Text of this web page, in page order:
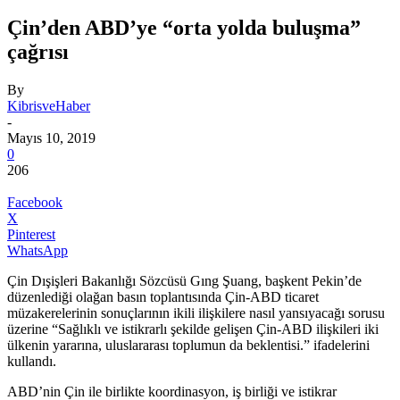
Çin’den ABD’ye “orta yolda buluşma”
çağrısı
By
KibrisveHaber
-
Mayıs 10, 2019
0
206
Facebook
X
Pinterest
WhatsApp
Çin Dışişleri Bakanlığı Sözcüsü Gıng Şuang, başkent Pekin’de
düzenlediği olağan basın toplantısında Çin-ABD ticaret
müzakerelerinin sonuçlarının ikili ilişkilere nasıl yansıyacağı sorusu
üzerine “Sağlıklı ve istikrarlı şekilde gelişen Çin-ABD ilişkileri iki
ülkenin yararına, uluslararası toplumun da beklentisi.” ifadelerini
kullandı.
ABD’nin Çin ile birlikte koordinasyon, iş birliği ve istikrar